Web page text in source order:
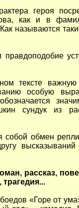
героя
как и в
называются
тексте
особую
сундук из
собой обмен
высказываний
рассказ,
«Горе от